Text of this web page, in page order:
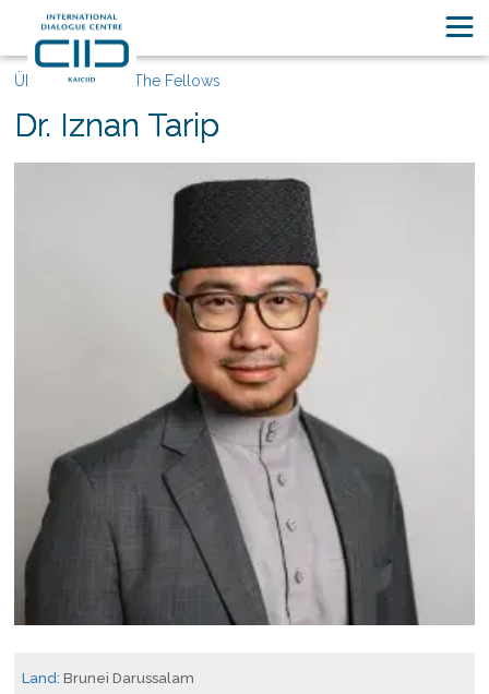
Über KAICIID The Fellows
Dr. Iznan Tarip
Land:Brunei Darussalam